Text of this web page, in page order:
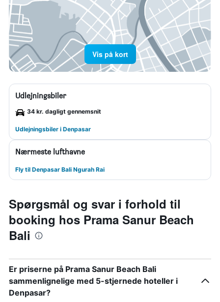
Vis på kort
Udlejningsbiler
34 kr. dagligt gennemsnit
Udlejningsbiler i Denpasar
Nærmeste lufthavne
Fly til Denpasar Bali Ngurah Rai
Spørgsmål og svar i forhold til
booking hos Prama Sanur Beach
Bali
Er priserne på Prama Sanur Beach Bali
sammenlignelige med 5-stjernede hoteller i
Denpasar?